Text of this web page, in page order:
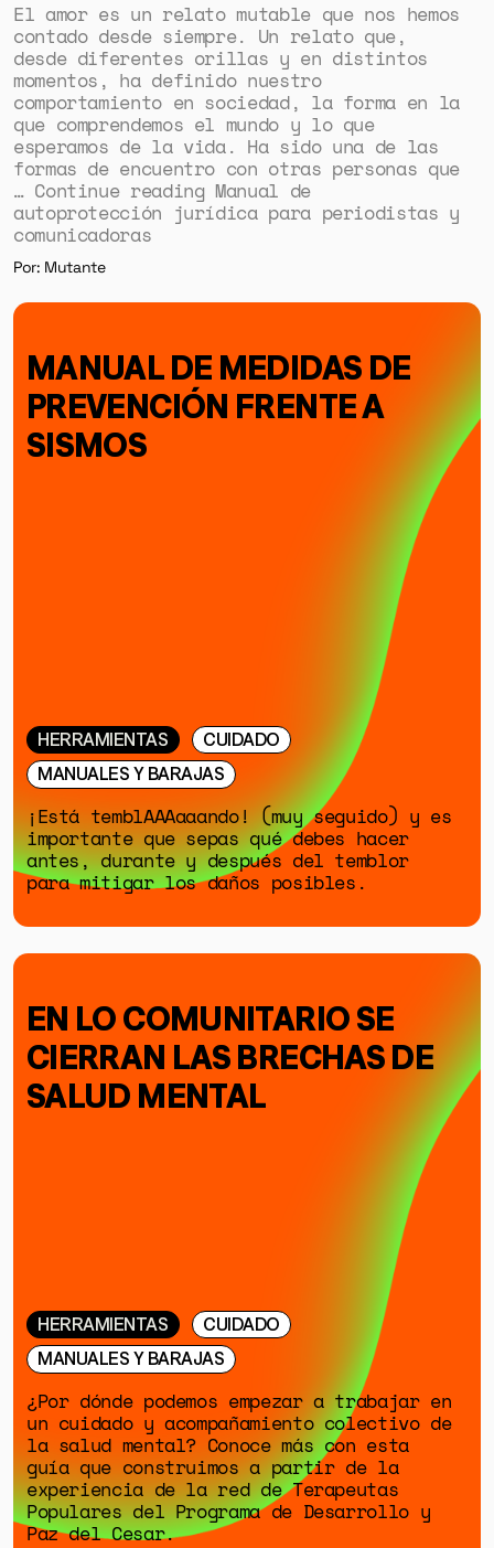
El amor es un relato mutable que nos hemos
contado desde siempre. Un relato que,
desde diferentes orillas y en distintos
momentos, ha definido nuestro
comportamiento en sociedad, la forma en la
que comprendemos el mundo y lo que
esperamos de la vida. Ha sido una de las
formas de encuentro con otras personas que
… Continue reading Manual de
autoprotección jurídica para periodistas y
comunicadoras
Por: Mutante
MANUAL DE MEDIDAS DE
PREVENCIÓN FRENTE A
SISMOS
HERRAMIENTAS
CUIDADO
MANUALES Y BARAJAS
¡Está temblAAAaaando! (muy seguido) y es
importante que sepas qué debes hacer
antes, durante y después del temblor
para mitigar los daños posibles.
EN LO COMUNITARIO SE
CIERRAN LAS BRECHAS DE
SALUD MENTAL
HERRAMIENTAS
CUIDADO
MANUALES Y BARAJAS
¿Por dónde podemos empezar a trabajar en
un cuidado y acompañamiento colectivo de
la salud mental? Conoce más con esta
guía que construimos a partir de la
experiencia de la red de Terapeutas
Populares del Programa de Desarrollo y
Paz del Cesar.